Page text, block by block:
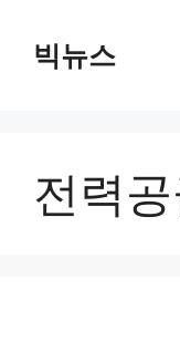
빅뉴스
전력